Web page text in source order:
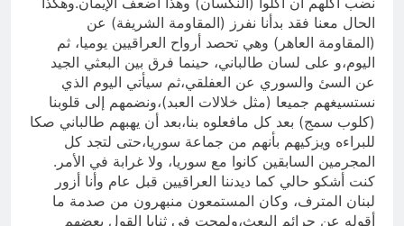
الحال معنا فقد بدأنا نفرز (المقاومة الشريفة) عن
(المقاومة العاهر) وهي تحصد أرواح العراقيين يوميا، ثم
اليوم،و على لسان طالباني، حينما فرق بين البعثي الجيد
عن السئ والسوري عن العفلقي،ثم سيأتي اليوم الذي
نستسيغهم جميعا (مثل خلالات العبد)،ونضمهم إلى قلوبنا
(كلوب سمج) بعد كل مافعلوه بنا،بعد أن يهبهم طالباني صكا
للبراءه ويزكيهم بأنهم من جماعة سوريا،حتى لتجد كل
المجرمين السابقين كانوا مع سوريا، ولا غرابة في الأمر.
كنت أشكو حالي كما ديدننا العراقيين قبل عام وأنا أزور
لبنان المترف، وكان المستمعون منبهرون من صدمة ما
أقوله عن جرائم البعث،ولمحت في ثنايا القول بعضهم